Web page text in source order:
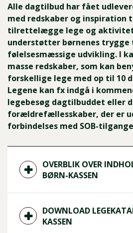
Alle dagtilbud har fået
med redskaber og inspiration
tilrettelægge lege og
understøtter børnenes
følelsesmæssige udvikling. I
masse redskaber, som kan
forskellige lege med op til 10
Legene kan fx indgå i
legebesøg dagtilbuddet eller
forældrefællesskaber, der er
forbindelses med SOB-
OVERBLIK OVER
BØRN-KASSEN
DOWNLOAD
KASSEN